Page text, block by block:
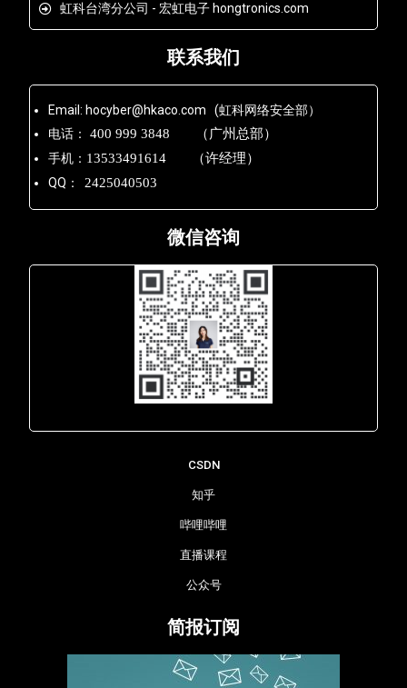
虹科台湾分公司 - 宏虹电子 hongtronics.com
联系我们
Email: hocyber@hkaco.com (虹科网络安全部）
电话：
400 999 3848 （广州总部）
手机： 13533491614 （许经理）
QQ： 2425040503
微信咨询
CSDN
知乎
哔哩哔哩
直播课程
公众号
简报订阅